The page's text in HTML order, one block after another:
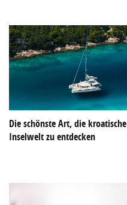
Die schönste Art, die kroatische
Inselwelt zu entdecken